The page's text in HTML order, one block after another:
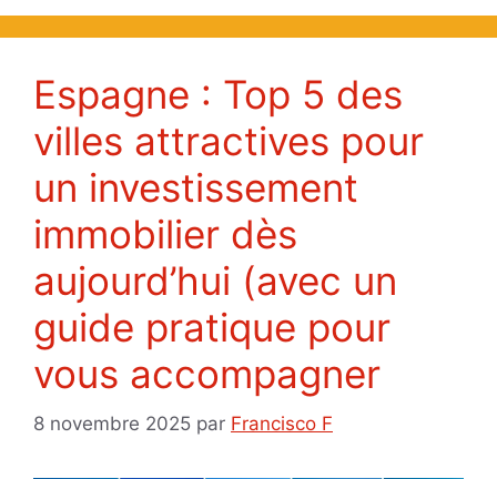
Espagne : Top 5 des
villes attractives pour
un investissement
immobilier dès
aujourd’hui (avec un
guide pratique pour
vous accompagner
8 novembre 2025 par Francisco F